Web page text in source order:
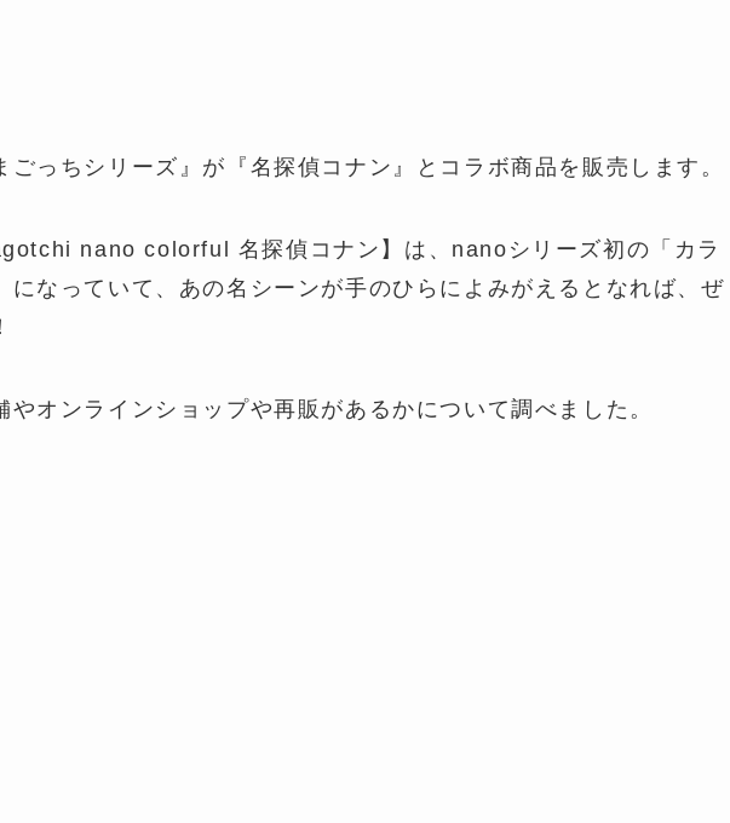
っちシリーズ』が『名探偵コナン』とコラボ商品を販売します。
nano colorful 名探偵コナン】は、nanoシリーズ初の「カラ
になっていて、あの名シーンが手のひらによみがえるとなれば、ぜ
やオンラインショップや再販があるかについて調べました。